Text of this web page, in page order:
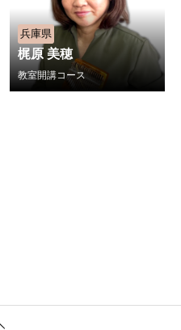
兵庫県
梶原 美穂
教室開講コース